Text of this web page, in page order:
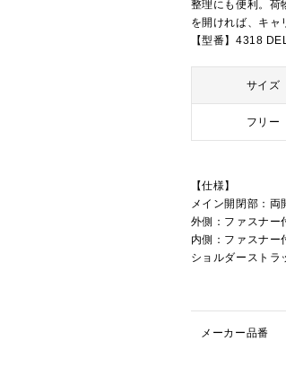
整理にも便利。荷
を開ければ、キャ
【型番】4318
サイズ
フリー
【仕様】
メイン開閉部：両
外側：ファスナー
内側：ファスナー
ショルダーストラ
メーカー品番